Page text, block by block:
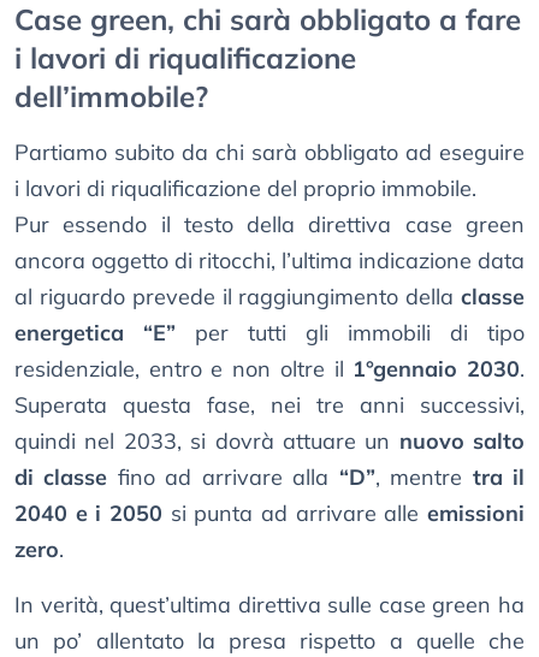
Case green, chi sarà obbligato a fare
i lavori di riqualificazione
dell’immobile?
Partiamo subito da chi sarà obbligato ad eseguire
i lavori di riqualificazione del proprio immobile.
Pur essendo il testo della direttiva case green
ancora oggetto di ritocchi, l’ultima indicazione data
al riguardo prevede il raggiungimento della classe
energetica “E” per tutti gli immobili di tipo
residenziale, entro e non oltre il 1°gennaio 2030.
Superata questa fase, nei tre anni successivi,
quindi nel 2033, si dovrà attuare un nuovo salto
di classe fino ad arrivare alla “D”, mentre tra il
2040 e i 2050 si punta ad arrivare alle emissioni
zero.
In verità, quest’ultima direttiva sulle case green ha
un po’ allentato la presa rispetto a quelle che